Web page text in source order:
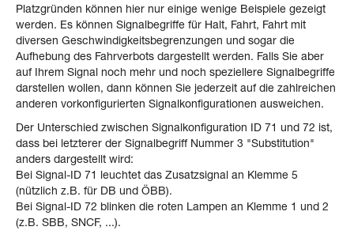
Platzgründen können hier nur einige wenige Beispiele gezeigt
werden. Es können Signalbegriffe für Halt, Fahrt, Fahrt mit
diversen Geschwindigkeitsbegrenzungen und sogar die
Aufhebung des Fahrverbots dargestellt werden. Falls Sie aber
auf Ihrem Signal noch mehr und noch speziellere Signalbegriffe
darstellen wollen, dann können Sie jederzeit auf die zahlreichen
anderen vorkonfigurierten Signalkonfigurationen ausweichen.
Der Unterschied zwischen Signalkonfiguration ID 71 und 72 ist,
dass bei letzterer der Signalbegriff Nummer 3 "Substitution"
anders dargestellt wird:
Bei Signal-ID 71 leuchtet das Zusatzsignal an Klemme 5
(nützlich z.B. für DB und ÖBB).
Bei Signal-ID 72 blinken die roten Lampen an Klemme 1 und 2
(z.B. SBB, SNCF, ...).